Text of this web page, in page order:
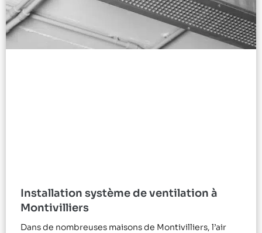
Installation système de ventilation à
Montivilliers
Dans de nombreuses maisons de Montivilliers, l’air